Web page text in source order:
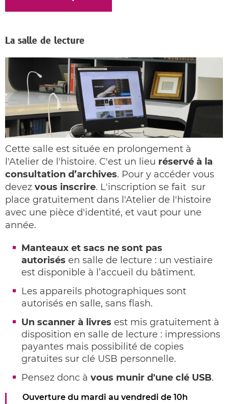
La salle de lecture
Cette salle est située en prolongement à
l'Atelier de l'histoire. C'est un lieu réservé à la
consultation d’archives. Pour y accéder vous
devez vous inscrire. L'inscription se fait sur
place gratuitement dans l'Atelier de l'histoire
avec une pièce d'identité, et vaut pour une
année.
Manteaux et sacs ne sont pas
autorisés en salle de lecture : un vestiaire
est disponible à l’accueil du bâtiment.
Les appareils photographiques sont
autorisés en salle, sans flash.
Un scanner à livres est mis gratuitement à
disposition en salle de lecture : impressions
payantes mais possibilité de copies
gratuites sur clé USB personnelle.
Pensez donc à vous munir d'une clé USB.
Ouverture du mardi au vendredi de 10h